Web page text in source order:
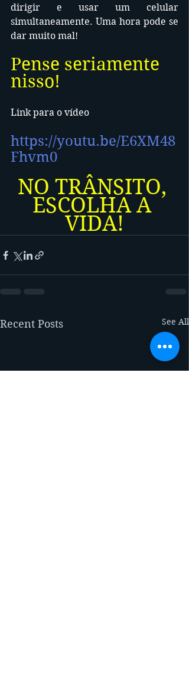
dirigir e usar um celular
simultaneamente. Uma hora pode se
dar muito mal!
Pense seriamente
nisso!
Link para o vídeo
https://youtu.be/E6XM48
Fhvm0
NO TRÂNSITO,
ESCOLHA A
VIDA!
Recent Posts See All